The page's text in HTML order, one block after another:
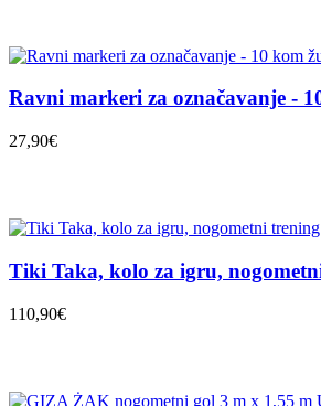
Ravni markeri za označavanje -
27,90€
Tiki Taka, kolo za igru,
110,90€